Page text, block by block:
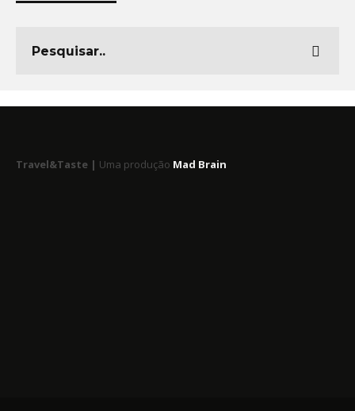
Travel&Taste | Uma produção Mad Brain